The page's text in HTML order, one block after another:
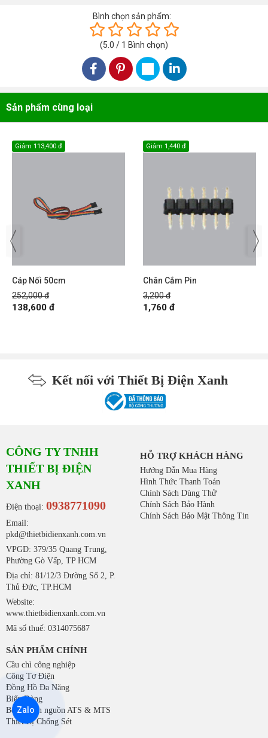
Bình chọn sản phẩm:
(5.0 / 1 Bình chọn)
Sản phẩm cùng loại
Cáp Nối 50cm
252,000 đ
Giảm 113,400 đ
138,600 đ
Chân Cắm Pin
3,200 đ
Giảm 1,440 đ
1,760 đ
Kết nối với Thiết Bị Điện Xanh
CÔNG TY TNHH
THIẾT BỊ ĐIỆN
XANH
Điện thoại: 0938771090
Email:
pkd@thietbidienxanh.com.vn
VPGD: 379/35 Quang Trung,
Phường Gò Vấp, TP HCM
Địa chỉ: 81/12/3 Đường Số 2, P.
Thủ Đức, TP.HCM
Website:
www.thietbidienxanh.com.vn
Mã số thuế: 0314075687
HỖ TRỢ KHÁCH HÀNG
Hướng Dẫn Mua Hàng
Hình Thức Thanh Toán
Chính Sách Dùng Thử
Chính Sách Bảo Hành
Chính Sách Bảo Mật Thông Tin
SẢN PHẨM CHÍNH
Cầu chì công nghiệp
Công Tơ Điện
Đồng Hồ Đa Năng
Biến Dòng
Bộ chuyển nguồn ATS & MTS
Thiết Bị Chống Sét
Zalo